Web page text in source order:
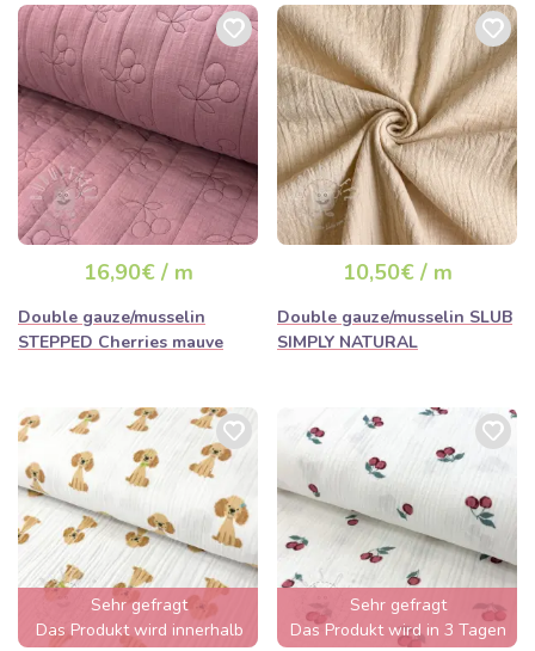
16,90€ / m
Double gauze/musselin
STEPPED Cherries mauve
10,50€ / m
Double gauze/musselin SLUB
SIMPLY NATURAL
Sehr gefragt
Das Produkt wird innerhalb
Sehr gefragt
Das Produkt wird in 3 Tagen